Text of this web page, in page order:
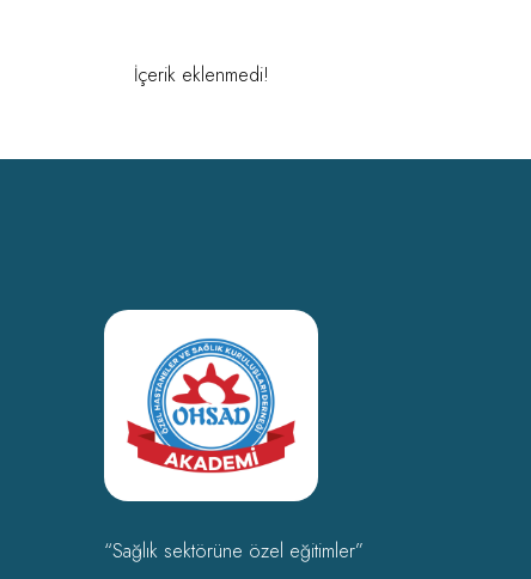
İçerik eklenmedi!
“Sağlık sektörüne özel eğitimler”